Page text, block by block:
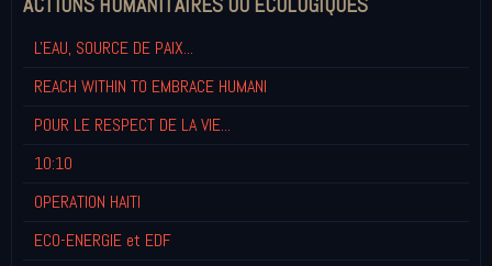
L'EAU, SOURCE DE PAIX...
REACH WITHIN TO EMBRACE HUMANI
POUR LE RESPECT DE LA VIE...
10:10
OPERATION HAITI
ECO-ENERGIE et EDF